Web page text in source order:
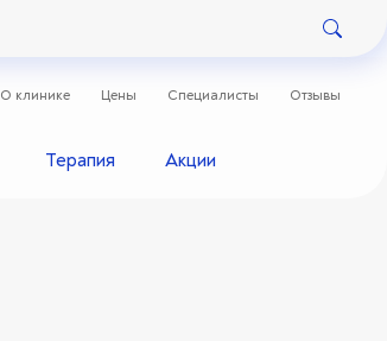
О клинике Цены Специалисты Отзывы
Терапия Акции